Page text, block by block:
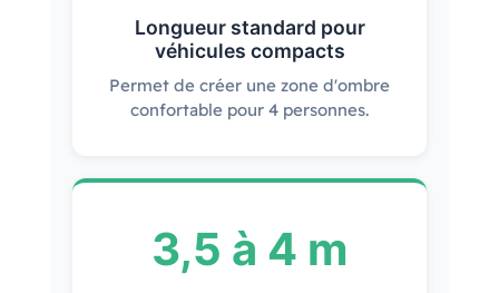
Longueur standard pour
véhicules compacts
Permet de créer une zone d'ombre
confortable pour 4 personnes.
3,5 à 4 m